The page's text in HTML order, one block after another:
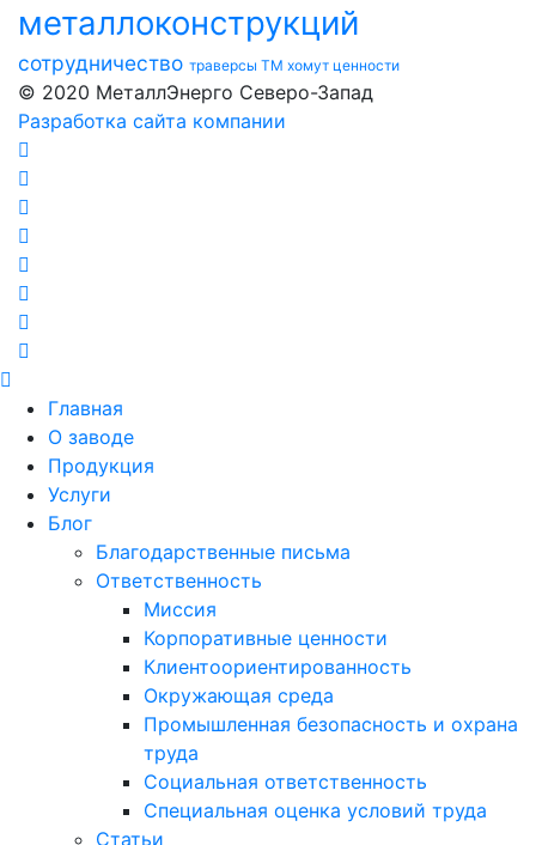
металлоконструкций
сотрудничество траверсы ТМ хомут ценности
© 2020 МеталлЭнерго Северо-Запад
Разработка сайта компании
Главная
О заводе
Продукция
Услуги
Блог
Благодарственные письма
Ответственность
Миссия
Корпоративные ценности
Клиентоориентированность
Окружающая среда
Промышленная безопасность и охрана
труда
Социальная ответственность
Специальная оценка условий труда
Статьи